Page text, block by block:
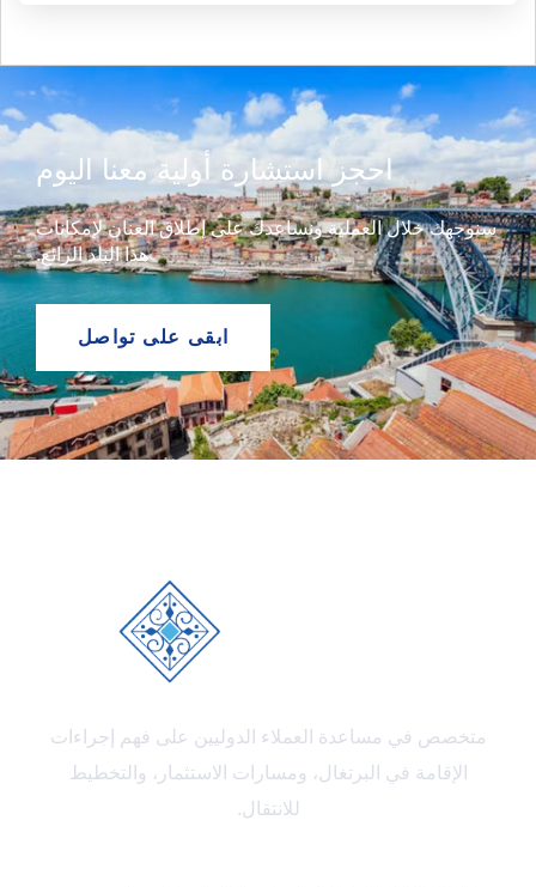
احجز استشارة أولية معنا اليوم
سنوجهك خلال العملية ونساعدك على إطلاق العنان لإمكانات
هذا البلد الرائع.
ابقى على تواصل
متخصص في مساعدة العملاء الدوليين على فهم إجراءات
الإقامة في البرتغال، ومسارات الاستثمار، والتخطيط
للانتقال.